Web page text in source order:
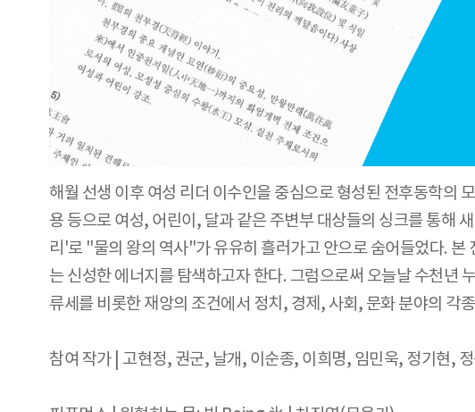
해월 선생 이후 여성 리더 이수인을 중심으로 형성된 전후동학의
용 등으로 여성, 어린이, 달과 같은 주변부 대상들의 싱크를 통해
리'로 "물의 왕의 역사"가 유유히 흘러가고 안으로 숨어들었다.
는 신성한 에너지를 탐색하고자 한다. 그럼으로써 오늘날 수천년
류세를 비롯한 재앙의 조건에서 정치, 경제, 사회, 문화 분야의 각
참여 작가 | 고현정, 권군, 날개, 이순종, 이희명, 임민욱, 정기현,